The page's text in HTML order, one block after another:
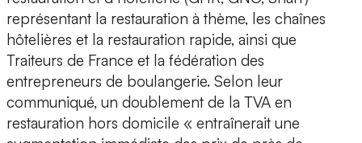
représentant la restauration à thème, les chaînes
hôtelières et la restauration rapide, ainsi que
Traiteurs de France et la fédération des
entrepreneurs de boulangerie. Selon leur
communiqué, un doublement de la TVA en
restauration hors domicile « entraînerait une